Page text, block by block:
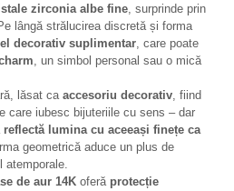
zirconia albe fine, surprinde prin
lângă strălucirea discretă și forma
decorativ suplimentar, care poate
, un simbol personal sau o mică
lăsat ca accesoriu decorativ, fiind
care iubesc bijuteriile cu sens – dar
reflectă lumina cu aceeași finețe ca
geometrică aduce un plus de
atemporale.
de aur 14K oferă protecție